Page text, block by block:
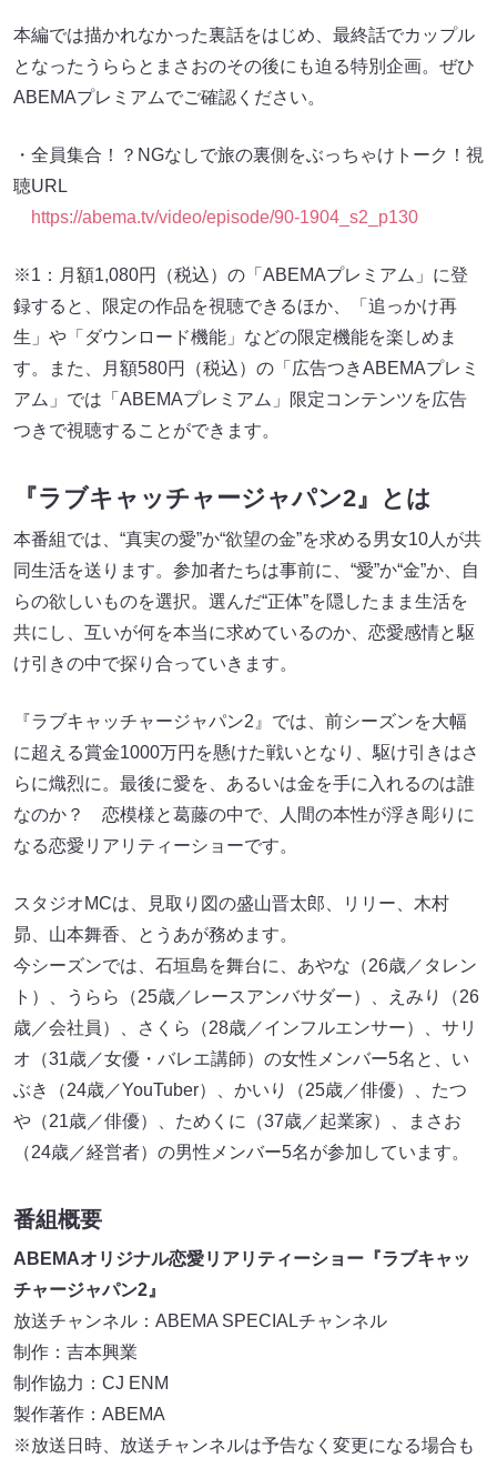
本編では描かれなかった裏話をはじめ、最終話でカップル
となったうららとまさおのその後にも迫る特別企画。ぜひ
ABEMAプレミアムでご確認ください。
・全員集合！？NGなしで旅の裏側をぶっちゃけトーク！視
聴URL
https://abema.tv/video/episode/90-1904_s2_p130
※1：月額1,080円（税込）の「ABEMAプレミアム」に登
録すると、限定の作品を視聴できるほか、「追っかけ再
生」や「ダウンロード機能」などの限定機能を楽しめま
す。また、月額580円（税込）の「広告つきABEMAプレミ
アム」では「ABEMAプレミアム」限定コンテンツを広告
つきで視聴することができます。
『ラブキャッチャージャパン2』とは
本番組では、“真実の愛”か“欲望の金”を求める男女10人が共
同生活を送ります。参加者たちは事前に、“愛”か“金”か、自
らの欲しいものを選択。選んだ“正体”を隠したまま生活を
共にし、互いが何を本当に求めているのか、恋愛感情と駆
け引きの中で探り合っていきます。
『ラブキャッチャージャパン2』では、前シーズンを大幅
に超える賞金1000万円を懸けた戦いとなり、駆け引きはさ
らに熾烈に。最後に愛を、あるいは金を手に入れるのは誰
なのか？ 恋模様と葛藤の中で、人間の本性が浮き彫りに
なる恋愛リアリティーショーです。
スタジオMCは、見取り図の盛山晋太郎、リリー、木村
昴、山本舞香、とうあが務めます。
今シーズンでは、石垣島を舞台に、あやな（26歳／タレン
ト）、うらら（25歳／レースアンバサダー）、えみり（26
歳／会社員）、さくら（28歳／インフルエンサー）、サリ
オ（31歳／女優・バレエ講師）の女性メンバー5名と、い
ぶき（24歳／YouTuber）、かいり（25歳／俳優）、たつ
や（21歳／俳優）、ためくに（37歳／起業家）、まさお
（24歳／経営者）の男性メンバー5名が参加しています。
番組概要
ABEMAオリジナル恋愛リアリティーショー『ラブキャッ
チャージャパン2』
放送チャンネル：ABEMA SPECIALチャンネル
制作：吉本興業
制作協力：CJ ENM
製作著作：ABEMA
※放送日時、放送チャンネルは予告なく変更になる場合も